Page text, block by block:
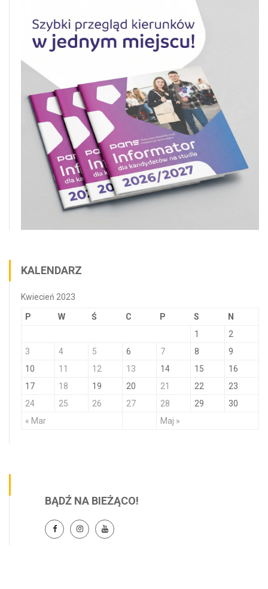
KALENDARZ
Kwiecień 2023
P W Ś C P S N
« Mar Maj »
1
2
3
4 5 6 7 8
9
10
11 12 13 14 15
16
17
18 19 20 21 22
23
24
25 26 27 28 29 30
BĄDŹ NA BIEŻĄCO!